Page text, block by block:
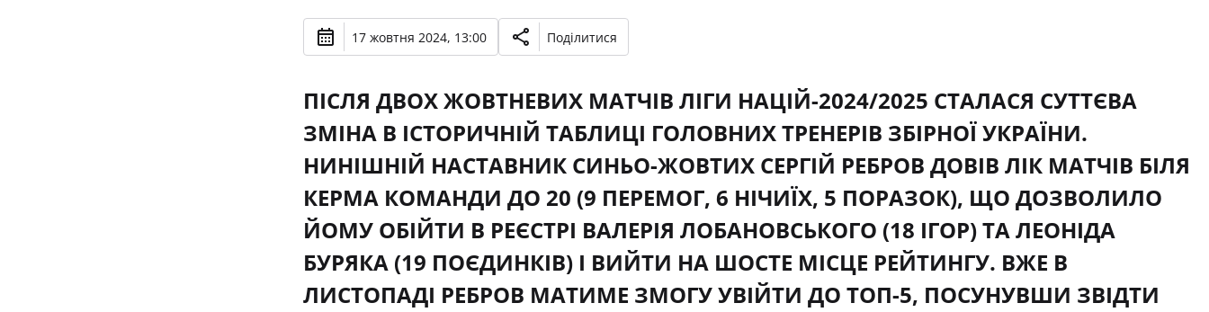
17 жовтня 2024, 13:00 Поділитися
ПІСЛЯ ДВОХ ЖОВТНЕВИХ МАТЧІВ ЛІГИ НАЦІЙ-2024/2025 СТАЛАСЯ СУТТЄВА
ЗМІНА В ІСТОРИЧНІЙ ТАБЛИЦІ ГОЛОВНИХ ТРЕНЕРІВ ЗБІРНОЇ УКРАЇНИ.
НИНІШНІЙ НАСТАВНИК СИНЬО-ЖОВТИХ СЕРГІЙ РЕБРОВ ДОВІВ ЛІК МАТЧІВ БІЛЯ
КЕРМА КОМАНДИ ДО 20 (9 ПЕРЕМОГ, 6 НІЧИЇХ, 5 ПОРАЗОК), ЩО ДОЗВОЛИЛО
ЙОМУ ОБІЙТИ В РЕЄСТРІ ВАЛЕРІЯ ЛОБАНОВСЬКОГО (18 ІГОР) ТА ЛЕОНІДА
БУРЯКА (19 ПОЄДИНКІВ) І ВИЙТИ НА ШОСТЕ МІСЦЕ РЕЙТИНГУ. ВЖЕ В
ЛИСТОПАДІ РЕБРОВ МАТИМЕ ЗМОГУ УВІЙТИ ДО ТОП-5, ПОСУНУВШИ ЗВІДТИ